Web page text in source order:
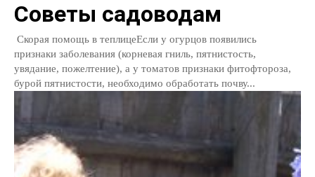
Советы садоводам
Скорая помощь в теплицеЕсли у огурцов появились
признаки заболевания (корневая гниль, пятнистость,
увядание, пожелтение), а у томатов признаки фитофтороза,
бурой пятнистости, необходимо обработать почву...